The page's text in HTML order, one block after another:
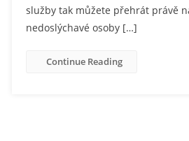
služby tak můžete přehrát právě
nedoslýchavé osoby […]
Continue Reading